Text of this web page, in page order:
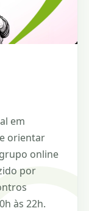
em
orientar
online
por
às 22h.